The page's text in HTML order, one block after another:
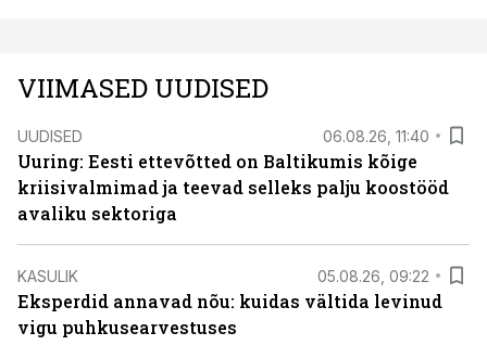
VIIMASED UUDISED
UUDISED 06.08.26, 11:40
Uuring: Eesti ettevõtted on Baltikumis kõige
kriisivalmimad ja teevad selleks palju koostööd
avaliku sektoriga
KASULIK 05.08.26, 09:22
Eksperdid annavad nõu: kuidas vältida levinud
vigu puhkusearvestuses